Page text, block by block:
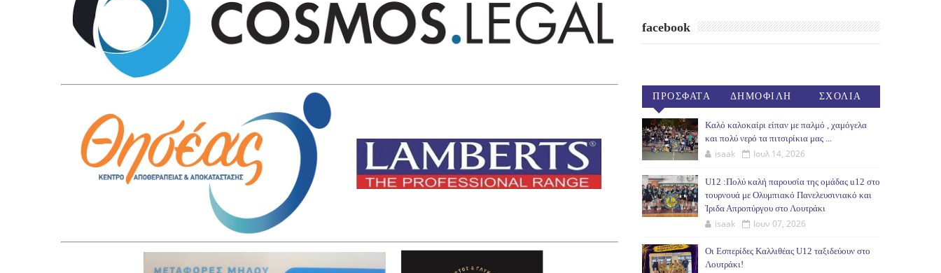
facebook
ΠΡΟΣΦΑΤΑ ΔΗΜΟΦΙΛΗ ΣΧΟΛΙΑ
Καλό καλοκαίρι είπαν με παλμό , χαμόγελα
και πολύ νερό τα πιτσιρίκια μας ...
isaak Ιουλ 14, 2026
U12 :Πολύ καλή παρουσία της ομάδας u12 στο
τουρνουά με Ολυμπιακό Πανελευσινιακό και
Ίριδα Απροπύργου στο Λουτράκι
isaak Ιουν 07, 2026
Οι Εσπερίδες Καλλιθέας U12 ταξιδεύουν στο
Λουτράκι!